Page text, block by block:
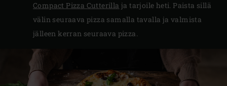
Compact Pizza Cutterilla ja tarjoile heti. Paista sillä
välin seuraava pizza samalla tavalla ja valmista
jälleen kerran seuraava pizza.